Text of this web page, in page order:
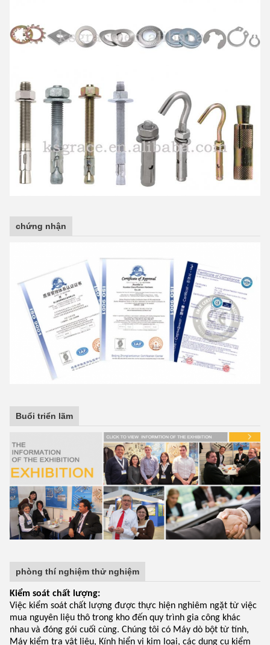
chứng nhận
Buổi triển lãm
phòng thí nghiệm thử nghiệm
Kiểm soát chất lượng:
Việc kiểm soát chất lượng được thực hiện nghiêm ngặt từ việc
mua nguyên liệu thô trong kho đến quy trình gia công khác
nhau và đóng gói cuối cùng. Chúng tôi có Máy dò bột từ tính,
Máy kiểm tra vật liệu, Kính hiển vi kim loại, các dụng cụ kiểm